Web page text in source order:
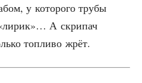
у кото­ро­го тру­бы
А скри­пач
топ­ли­во жрёт.